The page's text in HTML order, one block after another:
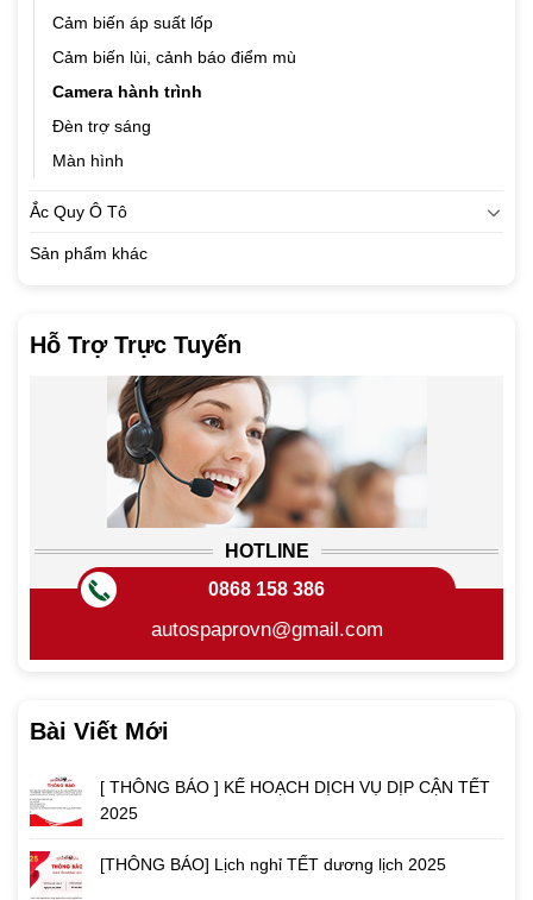
Cảm biến áp suất lốp
Cảm biến lùi, cảnh báo điểm mù
Camera hành trình
Đèn trợ sáng
Màn hình
Ắc Quy Ô Tô
Sản phẩm khác
Hỗ Trợ Trực Tuyến
HOTLINE
0868 158 386
autospaprovn@gmail.com
Bài Viết Mới
[ THÔNG BÁO ] KẾ HOẠCH DỊCH VỤ DỊP CẬN TẾT
2025
[THÔNG BÁO] Lịch nghỉ TẾT dương lịch 2025